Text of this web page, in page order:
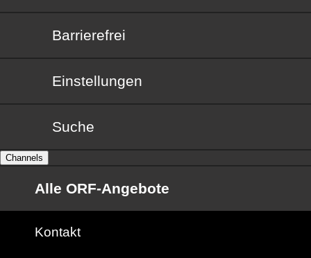
Barrierefrei
Barrierefrei
Einstellungen
Suche
Channels
Alle ORF-Angebote
Kontakt